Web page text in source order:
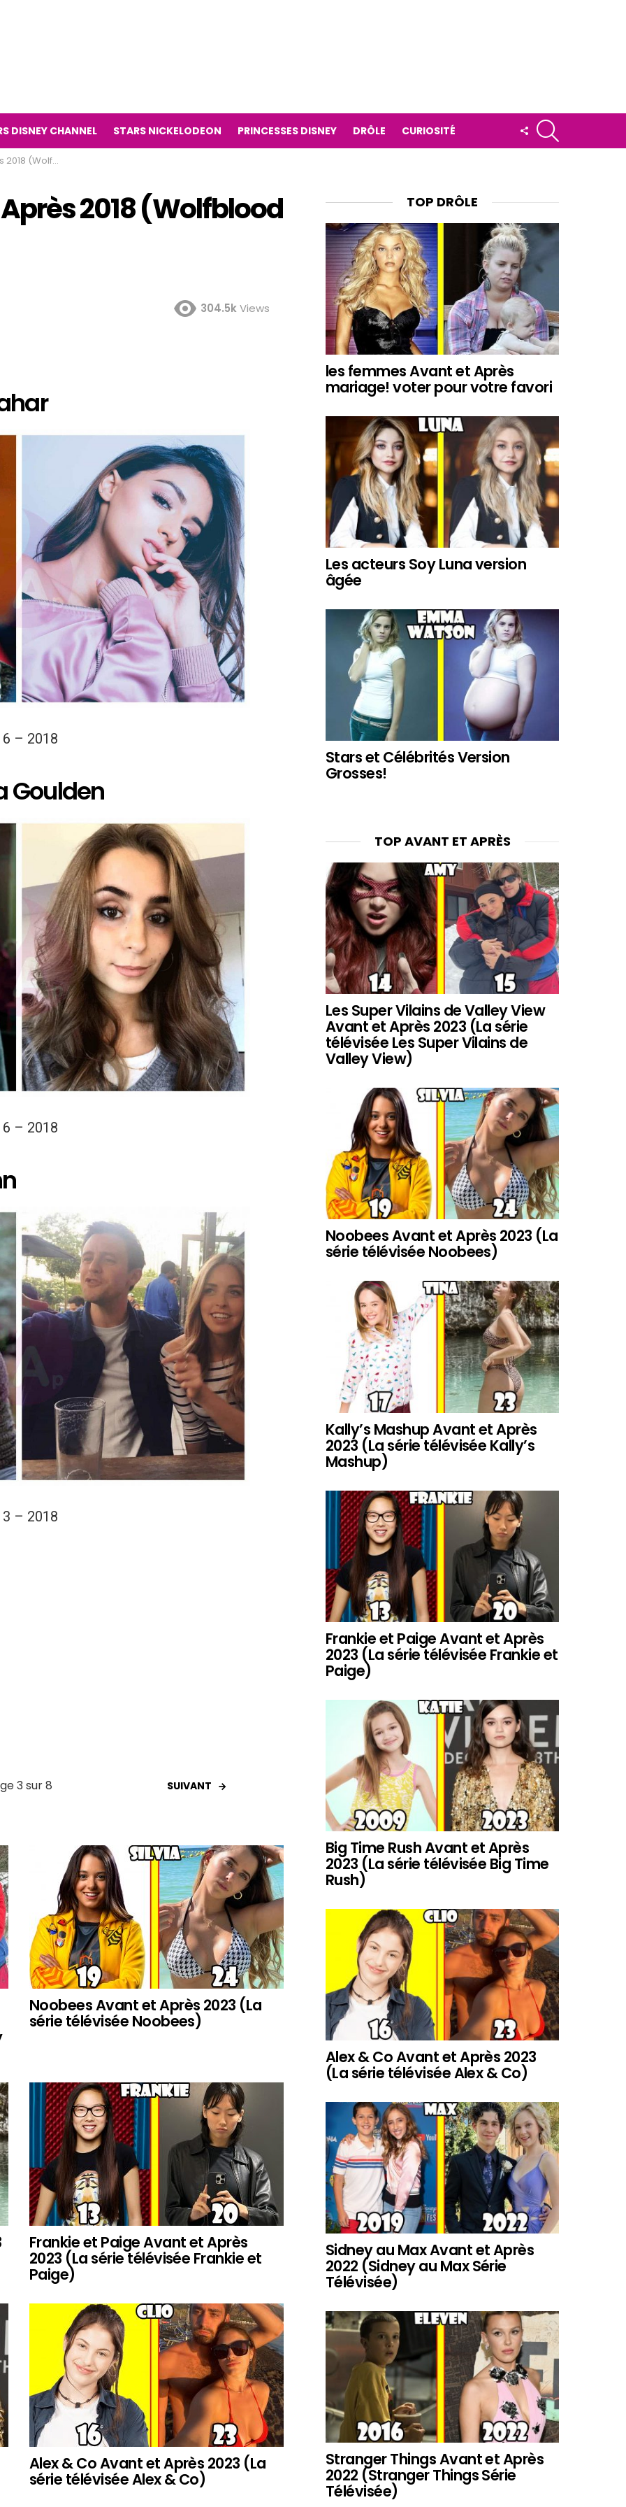
DISNEY CHANNEL STARS NICKELODEON PRINCESSES DISNEY DRÔLE CURIOSITÉ
FOLLOW
US
série télévisée)
2018 (Wolfblood
304.5kViews
– 2018
Goulden
– 2018
– 2018
3 sur 8 SUIVANT
Noobees Avant et Après 2023 (La
série télévisée Noobees)
Frankie et Paige Avant et Après
2023 (La série télévisée Frankie et
Paige)
Alex & Co Avant et Après 2023 (La
série télévisée Alex & Co)
TOP DRÔLE
les femmes Avant et Après
mariage! voter pour votre favori
Les acteurs Soy Luna version
âgée
Stars et Célébrités Version
Grosses!
TOP AVANT ET APRÈS
Les Super Vilains de Valley View
Avant et Après 2023 (La série
télévisée Les Super Vilains de
Valley View)
Noobees Avant et Après 2023 (La
série télévisée Noobees)
Kally’s Mashup Avant et Après
2023 (La série télévisée Kally’s
Mashup)
Frankie et Paige Avant et Après
2023 (La série télévisée Frankie et
Paige)
Big Time Rush Avant et Après
2023 (La série télévisée Big Time
Rush)
Alex & Co Avant et Après 2023
(La série télévisée Alex & Co)
Sidney au Max Avant et Après
2022 (Sidney au Max Série
Télévisée)
Stranger Things Avant et Après
2022 (Stranger Things Série
Télévisée)